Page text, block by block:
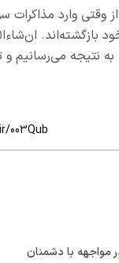
وقتی وارد
نتیجه می‌رسانیم و
003Qub
مواجهه با دشمنان